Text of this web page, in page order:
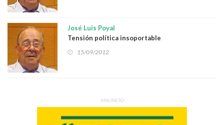
José Luis Poyal
Tensión política insoportable
15/09/2012
ANUNCIO